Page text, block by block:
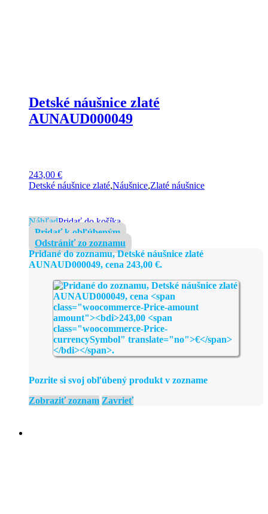
Detské náušnice zlaté
AUNAUD000049
243,00 €
Detské náušnice zlaté,Náušnice,Zlaté náušnice
NáhľadPridať do košíka
Pridať k obľúbeným
Odstrániť zo zoznamu
Pridané do zoznamu, Detské náušnice zlaté
AUNAUD000049, cena 243,00 €.
Pozrite si svoj obľúbený produkt v zozname
Zobraziť zoznam Zavrieť